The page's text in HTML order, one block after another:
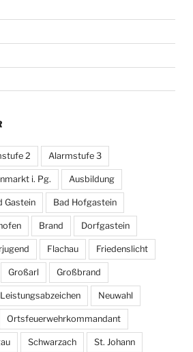
2 Alarmstufe 3
i. Pg. Ausbildung
Gastein Bad Hofgastein
Brand Dorfgastein
Flachau Friedenslicht
Großarl Großbrand
Leistungsabzeichen Neuwahl
Ortsfeuerwehrkommandant
Schwarzach St. Johann